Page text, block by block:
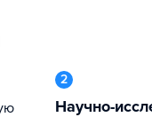
2
Научно-